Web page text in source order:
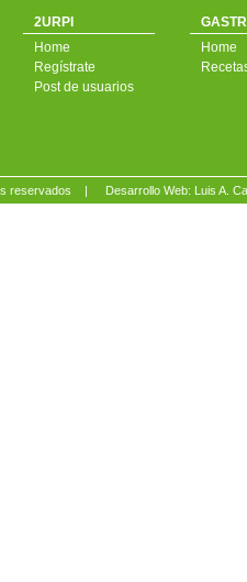
2URPI
Home
Regístrate
Post de usuarios
Home
reservados | Desarrollo Web: Luis